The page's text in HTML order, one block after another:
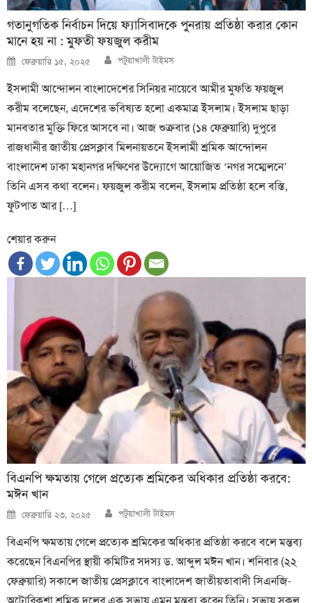
গতানুগতিক নির্বাচন দিয়ে ফ্যাসিবাদকে পুনরায় প্রতিষ্ঠা করার কোন
মানে হয় না : মুফতী ফয়জুল করীম
Posted
on
ফেব্রুয়ারি ১৫, ২০২৫ Author
পটুয়াখালী টাইমস
ইসলামী আন্দোলন বাংলাদেশের সিনিয়র নায়েবে আমীর মুফতি ফয়জুল
করীম বলেছেন, এদেশের ভবিষ্যত হলো একমাত্র ইসলাম। ইসলাম ছাড়া
মানবতার মুক্তি ফিরে আসবে না। আজ শুক্রবার (১৪ ফেব্রুয়ারি) দুপুরে
রাজধানীর জাতীয় প্রেসক্লাব মিলনায়তনে ইসলামী শ্রমিক আন্দোলন
বাংলাদেশ ঢাকা মহানগর দক্ষিণের উদ্যোগে আয়োজিত ‘নগর সম্মেলনে’
তিনি এসব কথা বলেন। ফয়জুল করীম বলেন, ইসলাম প্রতিষ্ঠা হলে বস্তি,
ফুটপাত আর […]
শেয়ার করুন
বিএনপি ক্ষমতায় গেলে প্রত্যেক শ্রমিকের অধিকার প্রতিষ্ঠা করবে:
মঈন খান
Posted
on
ফেব্রুয়ারি ২৩, ২০২৫ Author
পটুয়াখালী টাইমস
বিএনপি ক্ষমতায় গেলে প্রত্যেক শ্রমিকের অধিকার প্রতিষ্ঠা করবে বলে মন্তব্য
করেছেন বিএনপির স্থায়ী কমিটির সদস্য ড. আব্দুল মঈন খান। শনিবার (২২
ফেব্রুয়ারি) সকালে জাতীয় প্রেসক্লাবে বাংলাদেশ জাতীয়তাবাদী সিএনজি-